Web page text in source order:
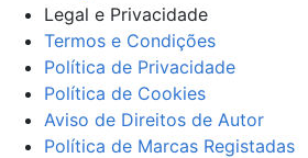
Legal e Privacidade
Termos e Condições
Política de Privacidade
Política de Cookies
Aviso de Direitos de Autor
Política de Marcas Registadas